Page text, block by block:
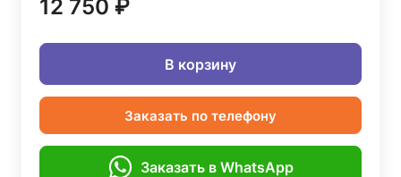
12 750 ₽
В корзину
Заказать по телефону
Заказать в WhatsApp